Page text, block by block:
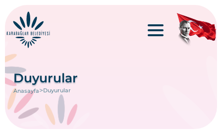
Duyurular
Anasayfa>Duyurular